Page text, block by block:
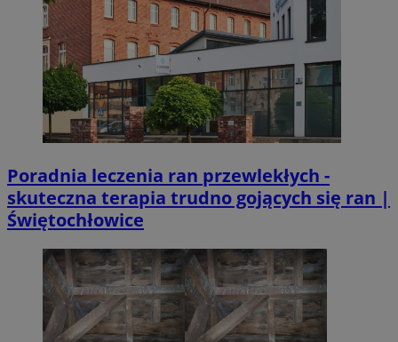
Poradnia leczenia ran przewlekłych -
skuteczna terapia trudno gojących się ran |
Świętochłowice